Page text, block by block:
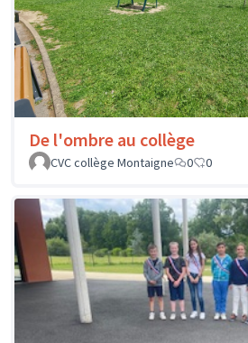
De l'ombre au collège
CVC collège Montaigne
0 0